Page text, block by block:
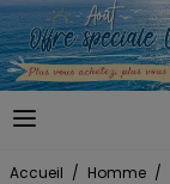
Accueil / Homme /